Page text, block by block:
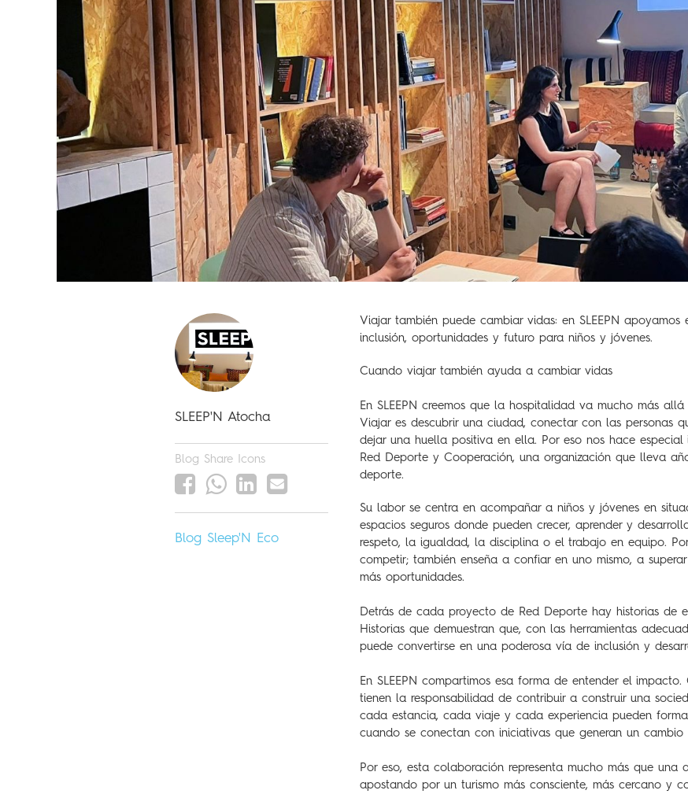
Viajar también puede cambiar vidas: en SLEEPN
inclusión, oportunidades y futuro para niños y jóvenes.
Cuando viajar también ayuda a cambiar vidas
En SLEEPN creemos que la hospitalidad va mucho más
Viajar es descubrir una ciudad, conectar con las personas
dejar una huella positiva en ella. Por eso nos hace
Red Deporte y Cooperación, una organización que lleva
deporte.
Su labor se centra en acompañar a niños y jóvenes en
espacios seguros donde pueden crecer, aprender y
respeto, la igualdad, la disciplina o el trabajo en equipo.
competir; también enseña a confiar en uno mismo, a
más oportunidades.
Detrás de cada proyecto de Red Deporte hay historias de
Historias que demuestran que, con las herramientas
puede convertirse en una poderosa vía de inclusión y
En SLEEPN compartimos esa forma de entender el
tienen la responsabilidad de contribuir a construir una
cada estancia, cada viaje y cada experiencia pueden
cuando se conectan con iniciativas que generan un cambio
Por eso, esta colaboración representa mucho más que una
apostando por un turismo más consciente, más cercano y
SLEEP'N Atocha
Blog Share Icons
Blog Sleep'N Eco